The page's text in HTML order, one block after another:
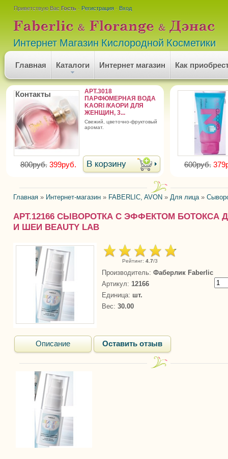
Приветствую Вас Гость · Регистрация · Вход
Интернет Магазин Кислородной Косметики
Главная Каталоги Интернет магазин Как
Контакты
АРТ.3018
ПАРФЮМЕРНАЯ ВОДА
KAORI /КАОРИ ДЛЯ
ЖЕНЩИН, 3...
cвежий, цветочно-фруктовый
аромат.
800руб. 399руб. 600руб.
Главная » Интернет-магазин » FABERLIC, AVON » Для лица »
АРТ.12166 СЫВОРОТКА С ЭФФЕКТОМ БОТОКСА
И ШЕИ BEAUTY LAB
Рейтинг: 4.7/3
Производитель: Фаберлик Faberlic
Артикул: 12166
Единица: шт.
Вес: 30.00
Описание Оставить отзыв